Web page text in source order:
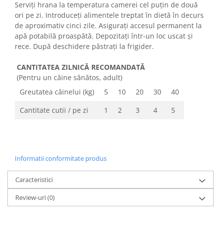
Serviți hrana la temperatura camerei cel puțin de două
ori pe zi. Introduceți alimentele treptat în dietă în decurs
de aproximativ cinci zile. Asigurați accesul permanent la
apă potabilă proaspătă. Depozitați într-un loc uscat și
rece. După deschidere păstrați la frigider.
CANTITATEA ZILNICĂ RECOMANDATĂ
(Pentru un câine sănătos, adult)
Greutatea câinelui (kg)
5 10 20 30
40
Cantitate cutii / pe zi
1 2 3 4 5
Informatii conformitate produs
Caracteristici
Review-uri(0)